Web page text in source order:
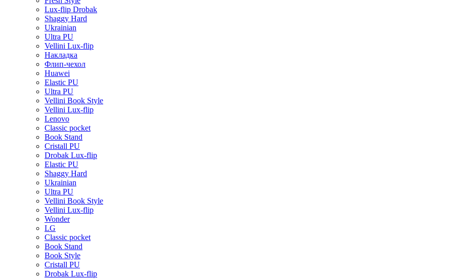
Lux-flip Drobak
Shaggy Hard
Ukrainian
Ultra PU
Vellini Lux-flip
Накладка
Флип-чехол
Huawei
Elastic PU
Ultra PU
Vellini Book Style
Vellini Lux-flip
Lenovo
Classic pocket
Book Stand
Cristall PU
Drobak Lux-flip
Elastic PU
Shaggy Hard
Ukrainian
Ultra PU
Vellini Book Style
Vellini Lux-flip
Wonder
LG
Classic pocket
Book Stand
Book Style
Cristall PU
Drobak Lux-flip